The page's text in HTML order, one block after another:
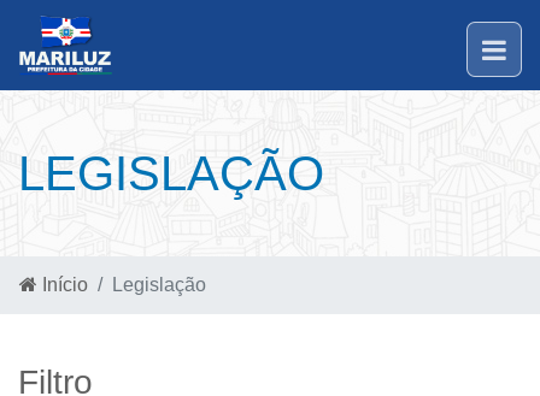
LEGISLAÇÃO
Início Legislação
Filtro